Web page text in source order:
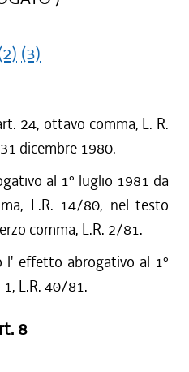
(3)
24, ottavo comma, L. R.
dicembre 1980.
al 1° luglio 1981 da
L.R. 14/80, nel testo
comma, L.R. 2/81.
l' effetto abrogativo al 1°
L.R. 40/81.
8